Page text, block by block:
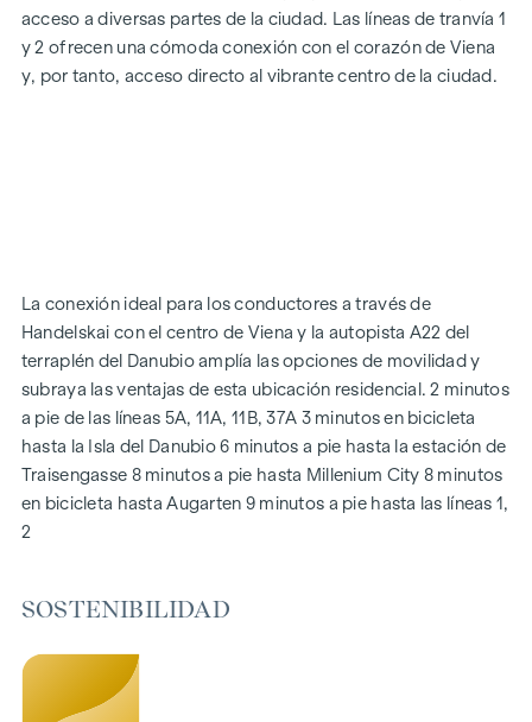
agradable, incluso en los días más calurosos.
EQUIPAMIENTOS
Sistema fotovoltaico en el tejado
Sistema de interfono digital y
tablón de anuncios mediante aplicación de teléfono móvil
Aplicación de gestión inteligente de la propiedad "puck
DESTACADOS
269 viviendas de pleno dominio
De 1 a 4 habitaciones con espacios habitables de aprox.
166 plazas de aparcamiento subterráneo
Precertificado de sostenibilidad DGNB Gold
Situado junto al pintoresco Danubio
acceso a diversas partes de la ciudad. Las líneas de tranvía 1
y 2 ofrecen una cómoda conexión con el corazón de Viena
y, por tanto, acceso directo al vibrante centro de la ciudad.
La conexión ideal para los conductores a través de
Handelskai con el centro de Viena y la autopista A22 del
terraplén del Danubio amplía las opciones de movilidad y
subraya las ventajas de esta ubicación residencial. 2 minutos
a pie de las líneas 5A, 11A, 11B, 37A 3 minutos en bicicleta
hasta la Isla del Danubio 6 minutos a pie hasta la estación de
Traisengasse 8 minutos a pie hasta Millenium City 8 minutos
en bicicleta hasta Augarten 9 minutos a pie hasta las líneas 1,
2
SOSTENIBILIDAD